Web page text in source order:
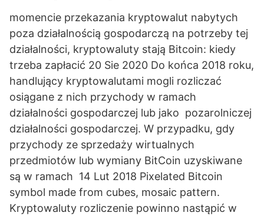
momencie przekazania kryptowalut nabytych
poza działalnością gospodarczą na potrzeby tej
działalności, kryptowaluty stają Bitcoin: kiedy
trzeba zapłacić 20 Sie 2020 Do końca 2018 roku,
handlujący kryptowalutami mogli rozliczać
osiągane z nich przychody w ramach
działalności gospodarczej lub jako pozarolniczej
działalności gospodarczej. W przypadku, gdy
przychody ze sprzedaży wirtualnych
przedmiotów lub wymiany BitCoin uzyskiwane
są w ramach 14 Lut 2018 Pixelated Bitcoin
symbol made from cubes, mosaic pattern.
Kryptowaluty rozliczenie powinno nastąpić w